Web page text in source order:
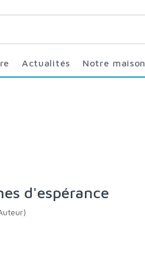
Actualités Notre maison
d'espérance